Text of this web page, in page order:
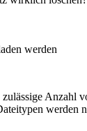
werden
Anzahl
werden